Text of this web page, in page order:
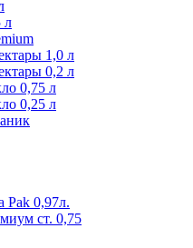
л
1,0 л
0,2 л
0,75 л
0,25 л
Pak 0,97л.
ст. 0,75